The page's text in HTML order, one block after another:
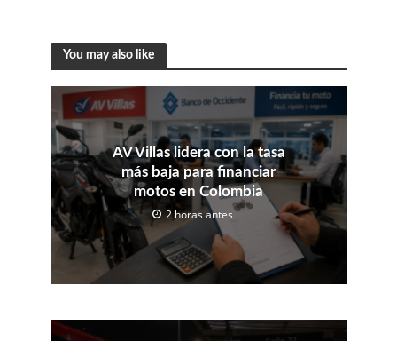
You may also like
AV Villas lidera con la tasa
más baja para financiar
motos en Colombia
2 horas antes